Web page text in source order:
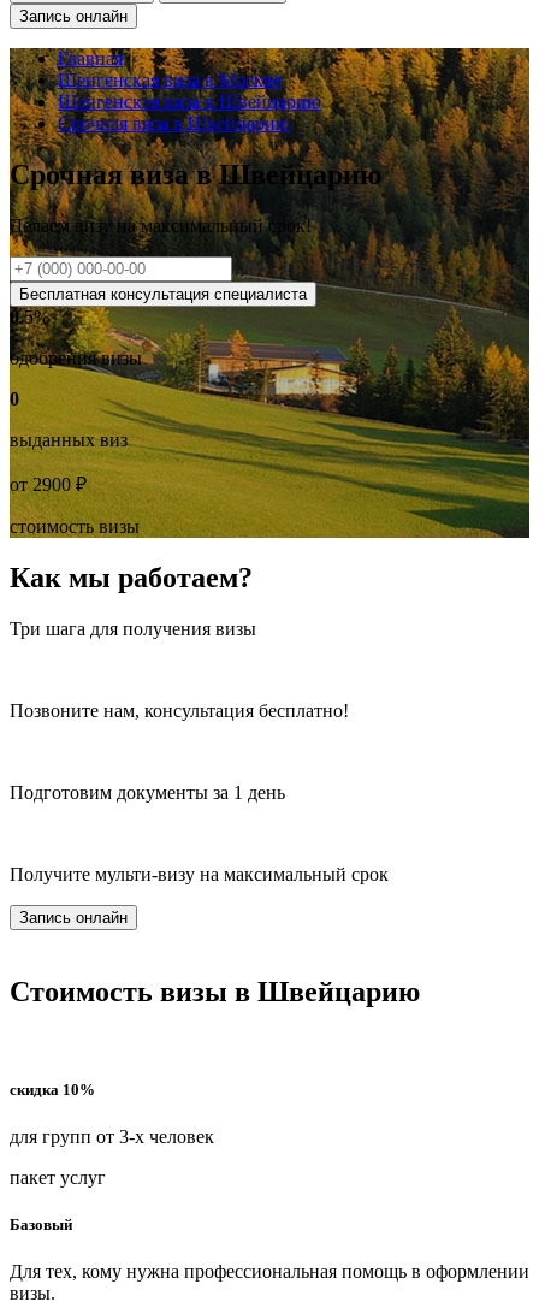
Запись онлайн
Главная
Шенгенская виза в Москве
Шенгенская виза в Швейцарию
Срочная виза в Швейцарию
Срочная виза в Швейцарию
Делаем визу намаксимальныйсрок!
Бесплатная консультация специалиста
0.5%
одобрения визы
0
выданных виз
от 2900 ₽
стоимость визы
Как мы работаем?
Три шага для получения визы
Позвоните нам, консультация бесплатно!
Подготовим документы за 1 день
Получите мульти-визу на максимальный срок
Запись онлайн
Стоимость визы в Швейцарию
скидка 10%
для групп от 3-х человек
пакет услуг
Базовый
Для тех, кому нужна профессиональная помощь в оформлении
визы.